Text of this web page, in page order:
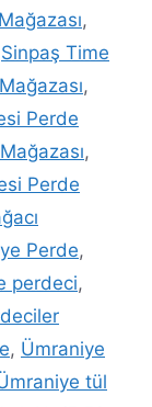
,
Sinpaş Time
,
Perde
,
Perde
Perde,
perdeci,
, Ümraniye
tül